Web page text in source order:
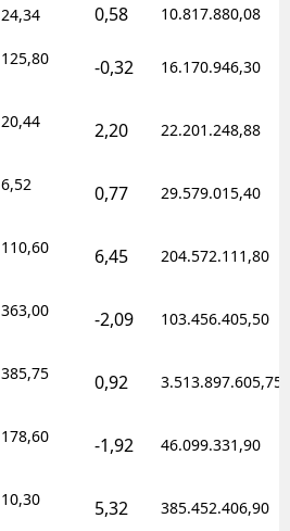
24,34 0,58 10.817.880,08
125,80 -0,32 16.170.946,30
20,44 2,20 22.201.248,88
6,52 0,77 29.579.015,40
110,60 6,45 204.572.111,80
363,00 -2,09 103.456.405,50
385,75 0,92 3.513.897.605,75
178,60 -1,92 46.099.331,90
10,30 5,32 385.452.406,90